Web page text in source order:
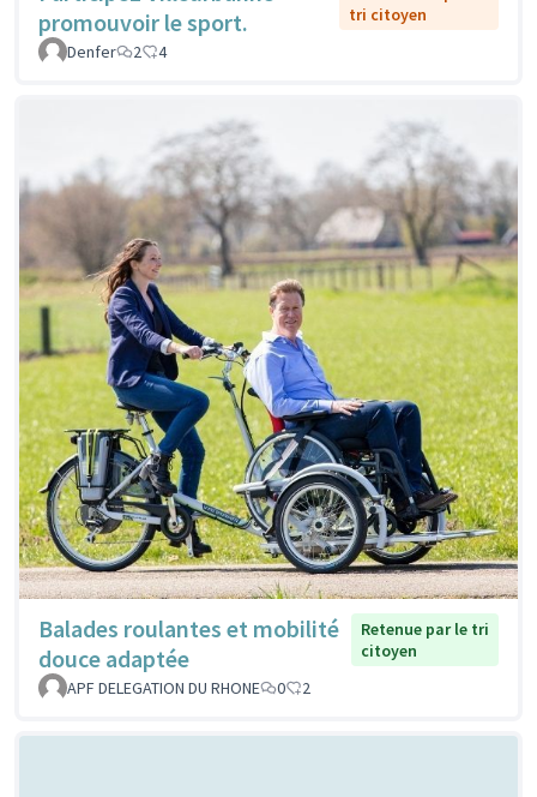
promouvoir le sport.
tri citoyen
Denfer
2 4
Balades roulantes et mobilité
douce adaptée
Retenue par le tri
citoyen
APF DELEGATION DU RHONE
0 2